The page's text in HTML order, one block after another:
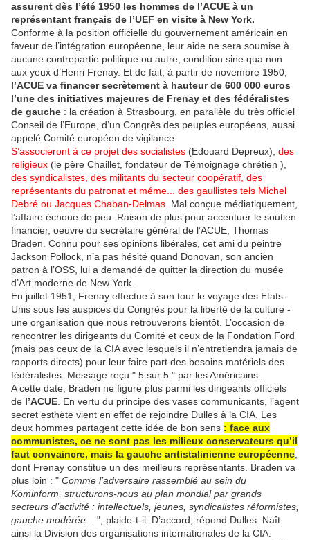
assurent dès l’été 1950 les hommes de l’ACUE à un
représentant français de l’UEF en visite à New York.
Conforme à la position officielle du gouvernement américain en
faveur de l’intégration européenne, leur aide ne sera soumise à
aucune contrepartie politique ou autre, condition sine qua non
aux yeux d’Henri Frenay. Et de fait, à partir de novembre 1950,
l’ACUE va financer secrètement à hauteur de 600 000 euros
l’une des initiatives majeures de Frenay et des fédéralistes
de gauche : la création à Strasbourg, en parallèle du très officiel
Conseil de l’Europe, d’un Congrès des peuples européens, aussi
appelé Comité européen de vigilance.
S’associeront à ce projet des socialistes (Edouard Depreux), des
religieux (le père Chaillet, fondateur de Témoignage chrétien ),
des syndicalistes, des militants du secteur coopératif, des
représentants du patronat et méme... des gaullistes tels Michel
Debré ou Jacques Chaban-Delmas. Mal conçue médiatiquement,
l’affaire échoue de peu. Raison de plus pour accentuer le soutien
financier, oeuvre du secrétaire général de l’ACUE, Thomas
Braden. Connu pour ses opinions libérales, cet ami du peintre
Jackson Pollock, n’a pas hésité quand Donovan, son ancien
patron à l’OSS, lui a demandé de quitter la direction du musée
d’Art moderne de New York.
En juillet 1951, Frenay effectue à son tour le voyage des Etats-
Unis sous les auspices du Congrès pour la liberté de la culture -
une organisation que nous retrouverons bientôt. L’occasion de
rencontrer les dirigeants du Comité et ceux de la Fondation Ford
(mais pas ceux de la CIA avec lesquels il n’entretiendra jamais de
rapports directs) pour leur faire part des besoins matériels des
fédéralistes. Message reçu " 5 sur 5 " par les Américains...
A cette date, Braden ne figure plus parmi les dirigeants officiels
de l’ACUE . En vertu du principe des vases communicants, l’agent
secret esthète vient en effet de rejoindre Dulles à la CIA. Les
deux hommes partagent cette idée de bon sens : face aux
communistes, ce ne sont pas les milieux conservateurs qu’il
faut convaincre, mais la gauche antistalinienne européenne
dont Frenay constitue un des meilleurs représentants. Braden va
plus loin : " Comme l’adversaire rassemblé au sein du
Kominform, structurons-nous au plan mondial par grands
secteurs d’activité : intellectuels, jeunes, syndicalistes réformistes,
gauche modérée...
", plaide-t-il. D’accord, répond Dulles. Naît
ainsi la Division des organisations internationales de la CIA.